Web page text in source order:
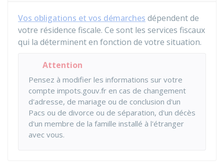
Vos obligations et vos démarches dépendent de
votre résidence fiscale. Ce sont les services fiscaux
qui la déterminent en fonction de votre situation.
Attention
Pensez à modifier les informations sur votre
compte impots.gouv.fr en cas de changement
d'adresse, de mariage ou de conclusion d'un
Pacs ou de divorce ou de séparation, d'un décès
d'un membre de la famille installé à l'étranger
avec vous.